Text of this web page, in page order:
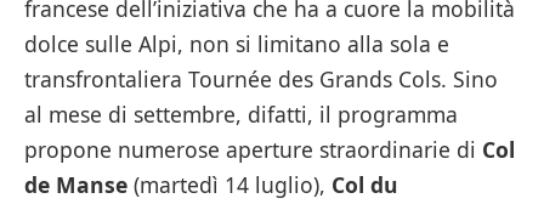
francese dell’iniziativa che ha a cuore la mobilità
dolce sulle Alpi, non si limitano alla sola e
transfrontaliera Tournée des Grands Cols. Sino
al mese di settembre, difatti, il programma
propone numerose aperture straordinarie di Col
de Manse (martedì 14 luglio), Col du